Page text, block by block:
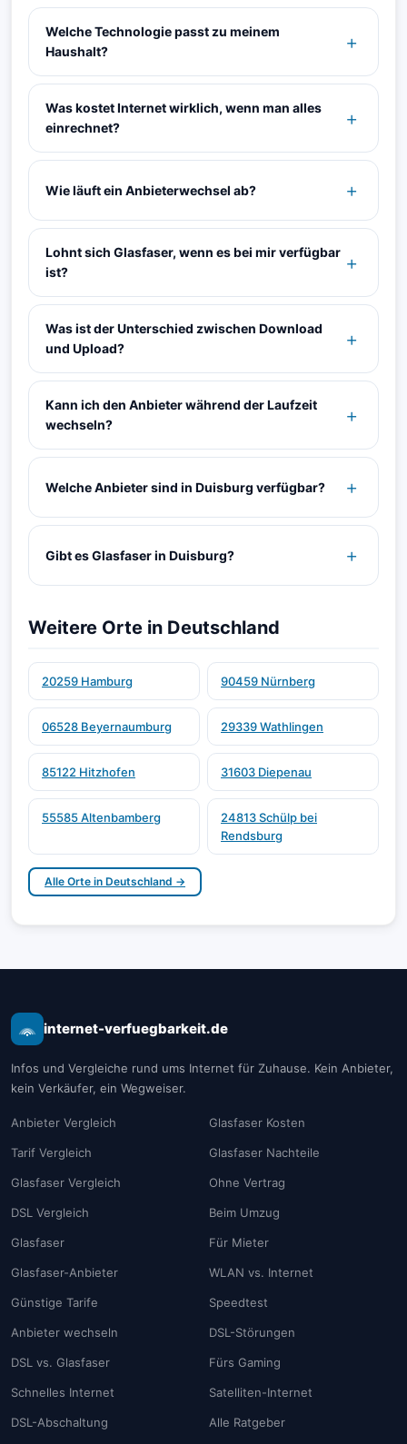
Welche Technologie passt zu meinem
Haushalt?
Was kostet Internet wirklich, wenn man alles
einrechnet?
Wie läuft ein Anbieterwechsel ab?
Lohnt sich Glasfaser, wenn es bei mir verfügbar
ist?
Was ist der Unterschied zwischen Download
und Upload?
Kann ich den Anbieter während der Laufzeit
wechseln?
Welche Anbieter sind in Duisburg verfügbar?
Gibt es Glasfaser in Duisburg?
Weitere Orte in Deutschland
20259 Hamburg 90459 Nürnberg
06528 Beyernaumburg 29339 Wathlingen
85122 Hitzhofen 31603 Diepenau
55585 Altenbamberg
24813 Schülp bei
Rendsburg
Alle Orte in Deutschland →
internet-verfuegbarkeit.de
Infos und Vergleiche rund ums Internet für Zuhause. Kein Anbieter,
kein Verkäufer, ein Wegweiser.
Anbieter Vergleich
Tarif Vergleich
Glasfaser Vergleich
DSL Vergleich
Glasfaser
Glasfaser-Anbieter
Günstige Tarife
Anbieter wechseln
DSL vs. Glasfaser
Schnelles Internet
DSL-Abschaltung
Glasfaser Kosten
Glasfaser Nachteile
Ohne Vertrag
Beim Umzug
Für Mieter
WLAN vs. Internet
Speedtest
DSL-Störungen
Fürs Gaming
Satelliten-Internet
Alle Ratgeber